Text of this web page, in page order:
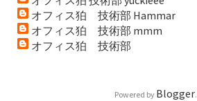
オフィス狛 技術部 Hammar
オフィス狛 技術部 mmm
オフィス狛 技術部
Powered by Blogger.